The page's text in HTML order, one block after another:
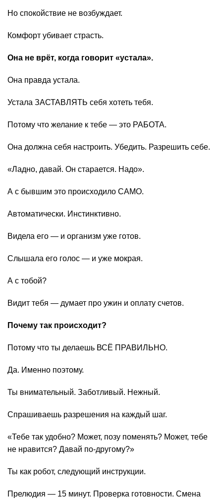
Но спокойствие не возбуждает.
Комфорт убивает страсть.
Она не врёт, когда говорит «устала».
Она правда устала.
Устала ЗАСТАВЛЯТЬ себя хотеть тебя.
Потому что желание к тебе — это РАБОТА.
Она должна себя настроить. Убедить. Разрешить себе.
«Ладно, давай. Он старается. Надо».
А с бывшим это происходило САМО.
Автоматически. Инстинктивно.
Видела его — и организм уже готов.
Слышала его голос — и уже мокрая.
А с тобой?
Видит тебя — думает про ужин и оплату счетов.
Почему так происходит?
Потому что ты делаешь ВСЁ ПРАВИЛЬНО.
Да. Именно поэтому.
Ты внимательный. Заботливый. Нежный.
Спрашиваешь разрешения на каждый шаг.
«Тебе так удобно? Может, позу поменять? Может, тебе
не нравится? Давай по-другому?»
Ты как робот, следующий инструкции.
Прелюдия — 15 минут. Проверка готовности. Смена